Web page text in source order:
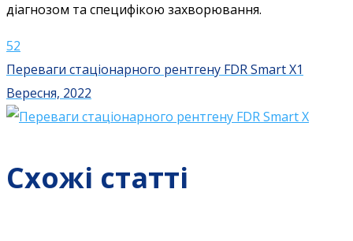
діагнозом та специфікою захворювання.
52
Переваги стаціонарного рентгену FDR Smart X1
Вересня, 2022
Схожі статті